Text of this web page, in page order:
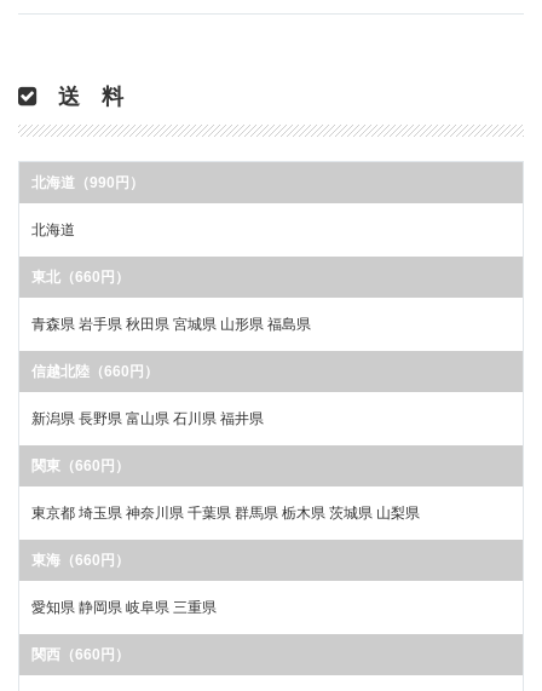
送 料
北海道（990円）
北海道
東北（660円）
青森県 岩手県 秋田県 宮城県 山形県 福島県
信越北陸（660円）
新潟県 長野県 富山県 石川県 福井県
関東（660円）
東京都 埼玉県 神奈川県 千葉県 群馬県 栃木県 茨城県 山梨県
東海（660円）
愛知県 静岡県 岐阜県 三重県
関西（660円）